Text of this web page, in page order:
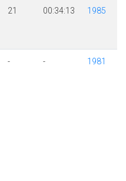
21 00:34:13 1985
- - 1981